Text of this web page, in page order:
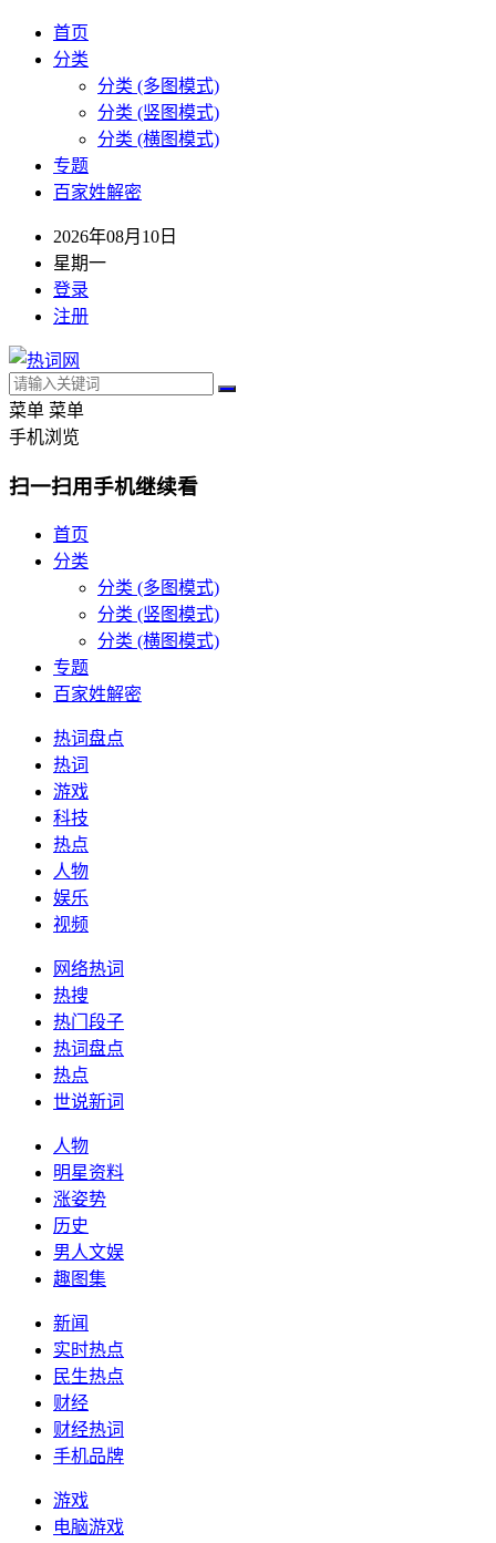
首页
分类
分类 (多图模式)
分类 (竖图模式)
分类 (横图模式)
专题
百家姓解密
2026年08月10日
星期一
登录
注册
菜单 菜单
手机浏览
扫一扫用手机继续看
首页
分类
分类 (多图模式)
分类 (竖图模式)
分类 (横图模式)
专题
百家姓解密
热词盘点
热词
游戏
科技
热点
人物
娱乐
视频
网络热词
热搜
热门段子
热词盘点
热点
世说新词
人物
明星资料
涨姿势
历史
男人文娱
趣图集
新闻
实时热点
民生热点
财经
财经热词
手机品牌
游戏
电脑游戏